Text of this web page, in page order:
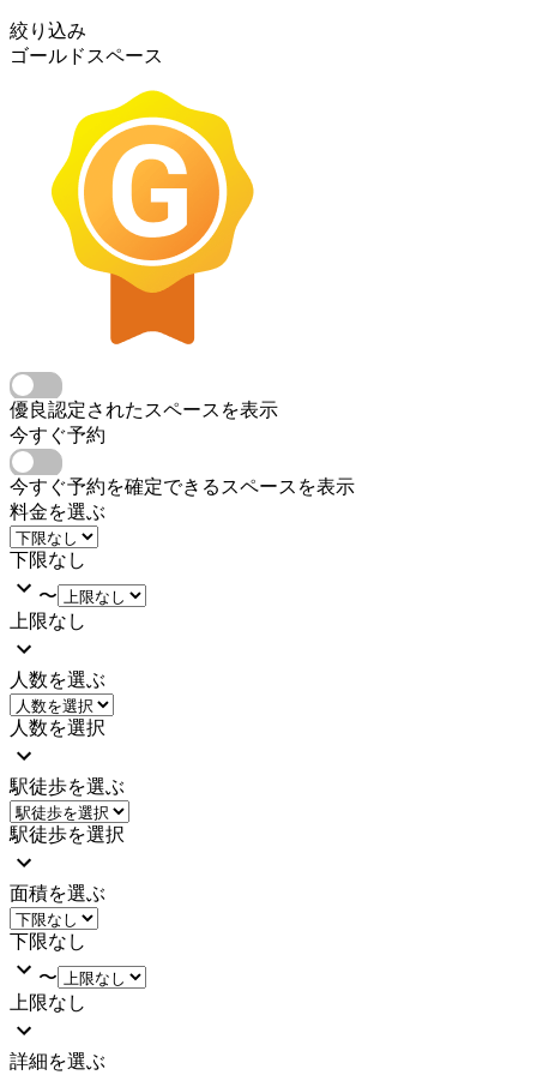
絞り込み
ゴールドスペース
優良認定されたスペースを表示
今すぐ予約
今すぐ予約を確定できるスペースを表示
料金を選ぶ
下限なし
〜
上限なし
人数を選ぶ
人数を選択
駅徒歩を選ぶ
駅徒歩を選択
面積を選ぶ
下限なし
〜
上限なし
詳細を選ぶ